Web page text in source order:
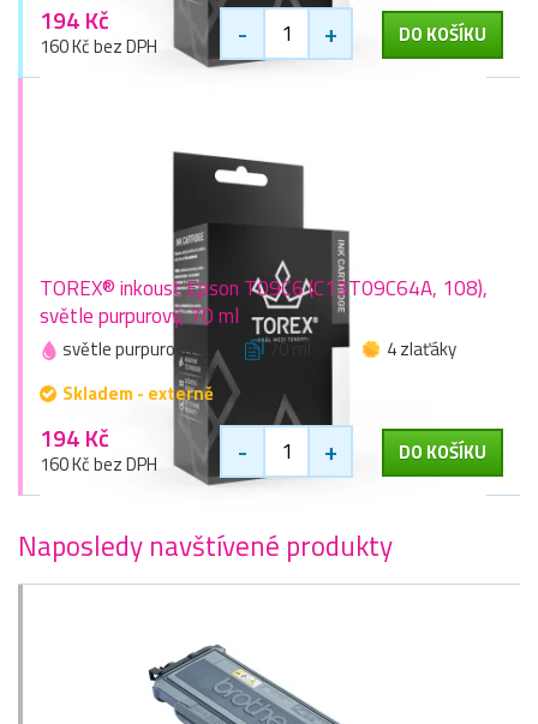
194 Kč
160 Kč bez DPH - + DO KOŠÍKU
TOREX® inkoust Epson T09C6 (C13T09C64A, 108),
světle purpurový, 70 ml
světle purpurová 70 ml
4 zlaťáky
Skladem - externě
194 Kč
160 Kč bez DPH - + DO KOŠÍKU
Naposledy navštívené produkty